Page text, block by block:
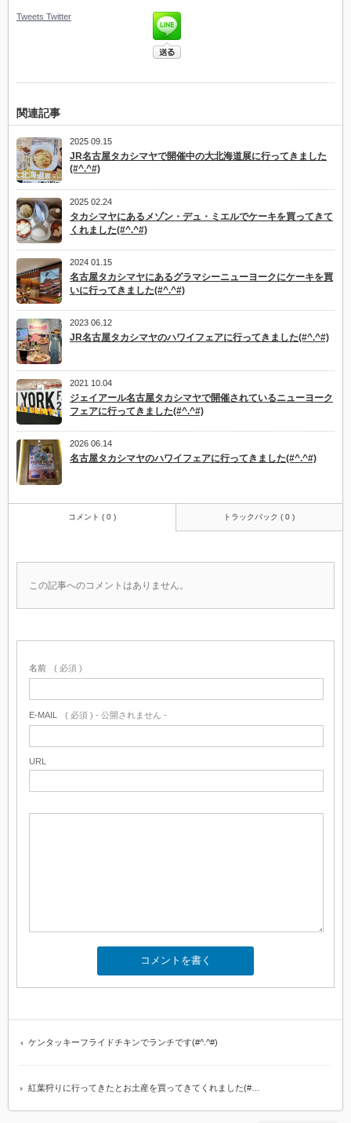
Tweets Twitter
関連記事
2025 09.15
JR名古屋タカシマヤで開催中の大北海道展に行ってきました
(#^.^#)
2025 02.24
タカシマヤにあるメゾン・デュ・ミエルでケーキを買ってきて
くれました(#^.^#)
2024 01.15
名古屋タカシマヤにあるグラマシーニューヨークにケーキを買
いに行ってきました(#^.^#)
2023 06.12
JR名古屋タカシマヤのハワイフェアに行ってきました(#^.^#)
2021 10.04
ジェイアール名古屋タカシマヤで開催されているニューヨーク
フェアに行ってきました(#^.^#)
2026 06.14
名古屋タカシマヤのハワイフェアに行ってきました(#^.^#)
コメント ( 0 ) トラックバック ( 0 )
この記事へのコメントはありません。
名前 ( 必須 )
E-MAIL ( 必須 ) - 公開されません -
URL
ケンタッキーフライドチキンでランチです(#^.^#)
紅葉狩りに行ってきたとお土産を買ってきてくれました(#…